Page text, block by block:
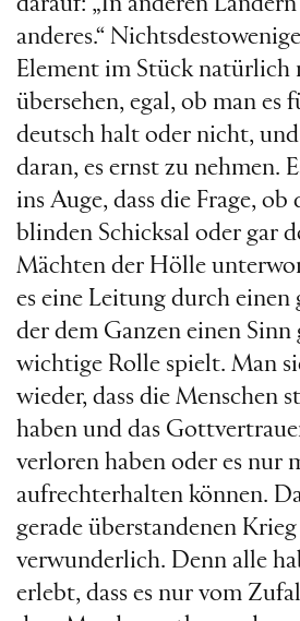
anderes.“
Element im Stück natürlich
übersehen, egal, ob man es
deutsch halt oder nicht,
daran, es ernst zu nehmen.
ins Auge, dass die Frage,
blinden Schicksal oder gar
Mächten der Hölle
es eine Leitung durch
der dem Ganzen einen Sinn
wichtige Rolle spielt. Man
wieder, dass die Menschen
haben und das
verloren haben oder es nur
aufrechterhalten können.
gerade überstandenen
verwunderlich. Denn alle
erlebt, dass es nur vom